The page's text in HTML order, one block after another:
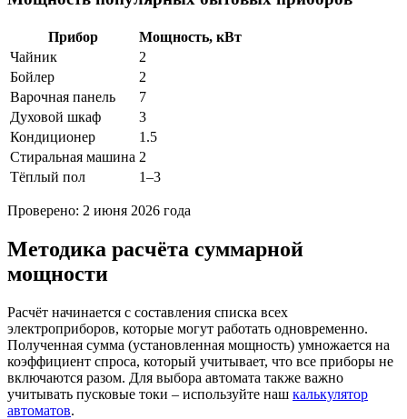
Прибор
Мощность, кВт
Чайник
2
Бойлер
2
Варочная панель
7
Духовой шкаф
3
Кондиционер
1.5
Стиральная машина 2
Тёплый пол
1–3
Проверено: 2 июня 2026 года
Методика расчёта суммарной
мощности
Расчёт начинается с составления списка всех
электроприборов, которые могут работать одновременно.
Полученная сумма (установленная мощность) умножается на
коэффициент спроса, который учитывает, что все приборы не
включаются разом. Для выбора автомата также важно
учитывать пусковые токи – используйте наш калькулятор
автоматов.